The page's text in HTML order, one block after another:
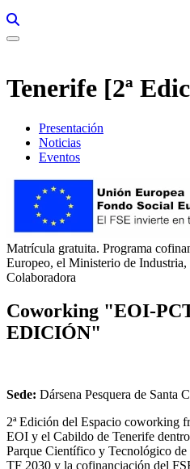
Tenerife [2ª
Presentación
Noticias
Eventos
Matrícula gratuita. Programa
Europeo, el Ministerio de
Colaboradora
Coworking "EOI-
EDICIÓN"
Sede: Dársena Pesquera de Santa
2ª Edición del Espacio coworking
EOI y el Cabildo de Tenerife
Parque Científico y Tecnológico de
TF 2030 y la cofinanciación del